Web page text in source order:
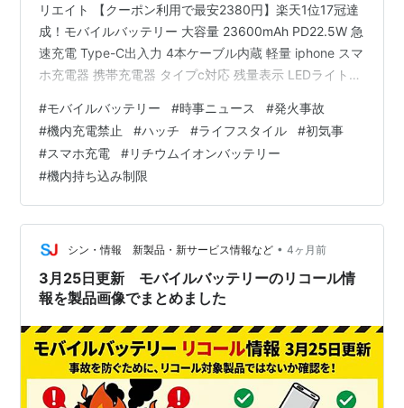
リエイト 【クーポン利用で最安2380円】楽天1位17冠達
成！モバイルバッテリー 大容量 23600mAh PD22.5W 急
速充電 Type-C出入力 4本ケーブル内蔵 軽量 iphone スマ
ホ充電器 携帯充電器 タイプc対応 残量表示 LEDライト
対応価格: 2980 円楽天で詳細を見る ランキング参加中映
画 ランキング参加中美女計画グループ ランキング参加中
人生を語る ランキング参加中自然・環境 「これなしじゃ
あ、始まらない！」っていうくらいの…
#モバイルバッテリー #時事ニュース #発火事故
#機内充電禁止 #ハッチ #ライフスタイル #初気事
#スマホ充電 #リチウムイオンバッテリー
#機内持ち込み制限
シン・情報 新製品・新サービス情報など • 4ヶ月前
3月25日更新 モバイルバッテリーのリコール情
報を製品画像でまとめました